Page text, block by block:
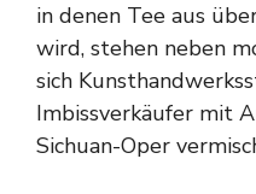
in denen Tee aus
wird, stehen neben
sich
Imbissverkäufer mit
Sichuan-Oper